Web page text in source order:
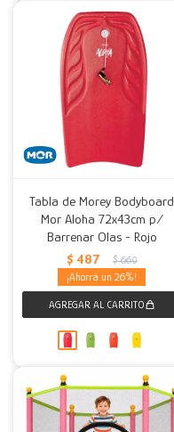
Tabla de Morey Bodyboard
Mor Aloha 72x43cm p/
Barrenar Olas - Rojo
$ 487 $ 660
26